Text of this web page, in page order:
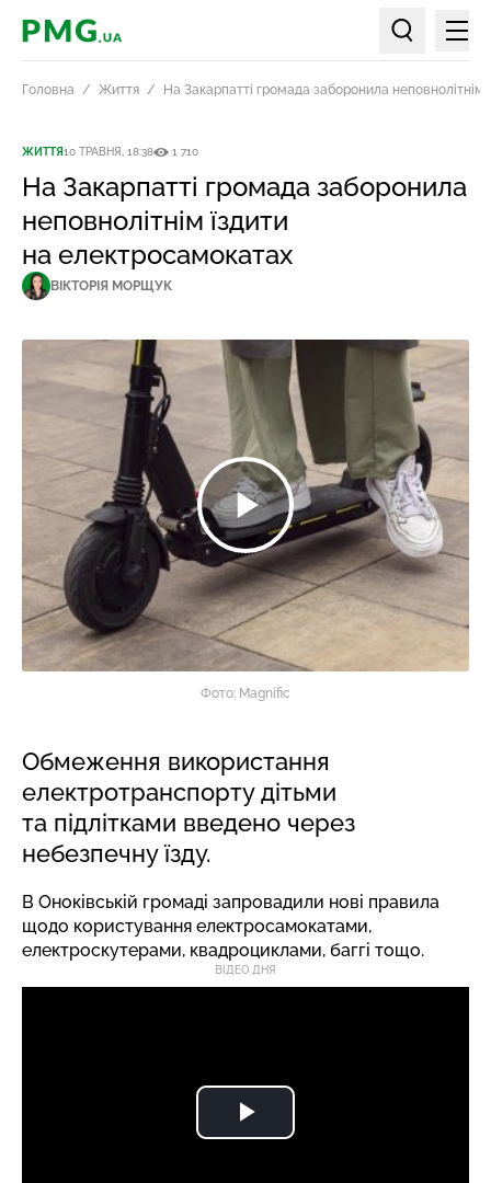
PMG.ua
Пошук по
Головна Життя На Закарпатті громада заборонила неповнолітнім
ЖИТТЯ10 ТРАВНЯ, 18:38 1 710
На Закарпатті громада заборонила
неповнолітнім їздити
на електросамокатах
ВІКТОРІЯ МОРЩУК
Фото: Magnific
Обмеження використання
електротранспорту дітьми
та підлітками введено через
небезпечну їзду.
В Оноківській громаді запровадили нові правила
щодо користування електросамокатами,
електроскутерами, квадроциклами, баггі тощо.
ВІДЕО ДНЯ